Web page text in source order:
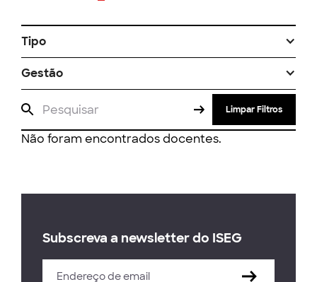
Tipo
Gestão
Limpar Filtros
Não foram encontrados docentes.
Subscreva a newsletter do ISEG